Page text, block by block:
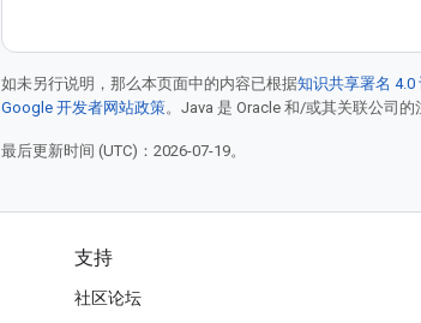
如未另行说明，那么本页面中的内容已根据知识共享署名 4.0
Google 开发者网站政策。Java 是 Oracle 和/或其关联公司的
最后更新时间 (UTC)：2026-07-19。
支持
社区论坛